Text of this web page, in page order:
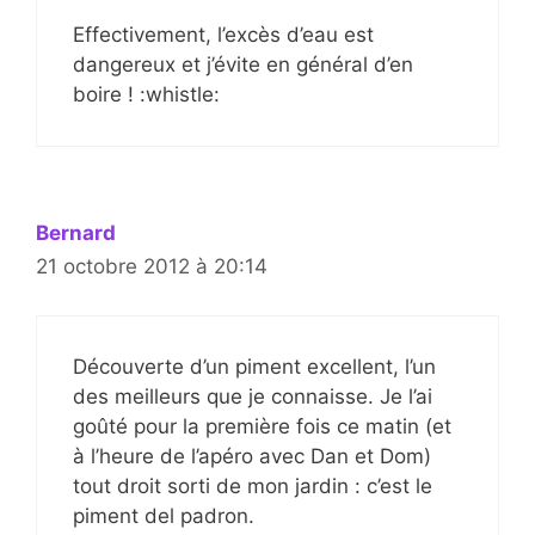
Effectivement, l’excès d’eau est
dangereux et j’évite en général d’en
boire ! :whistle:
Bernard
21 octobre 2012 à 20:14
Découverte d’un piment excellent, l’un
des meilleurs que je connaisse. Je l’ai
goûté pour la première fois ce matin (et
à l’heure de l’apéro avec Dan et Dom)
tout droit sorti de mon jardin : c’est le
piment del padron.